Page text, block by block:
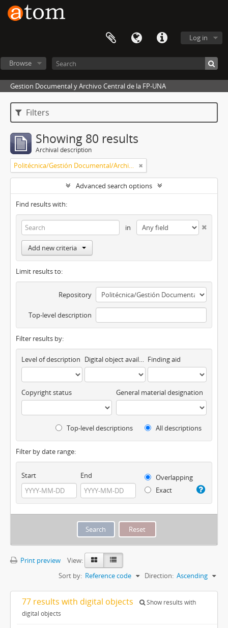
Log in
Browse
Gestion Documental y Archivo Central de la FP-UNA
Filters
Showing 80 results
Archival description
Politécnica/Gestión Documental/Archivo Central
Advanced search options
Find results with:
in
Add new criteria
Limit results to:
Repository
Top-level description
Filter results by:
Level of description Digital object available Finding aid
Copyright status General material designation
Top-level descriptions All descriptions
Filter by date range:
Start End
Overlapping
Exact
Print preview
View:
Sort by: Reference code Direction: Ascending
77 results with digital objects
Show results with
digital objects